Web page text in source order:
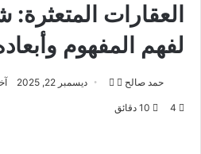
العقارات
لفهم المفهوم
حمد صالح
ت
ديسمبر 22, 2025
4